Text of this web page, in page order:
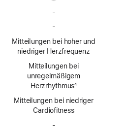
-
teilungen
-
App
Mitteilungen bei hoher und
niedriger Herzfrequenz
Mitteilungen bei
unregelmäßigem
Herzrhythmus4
Mitteilungen bei niedriger
Cardio­fitness
-